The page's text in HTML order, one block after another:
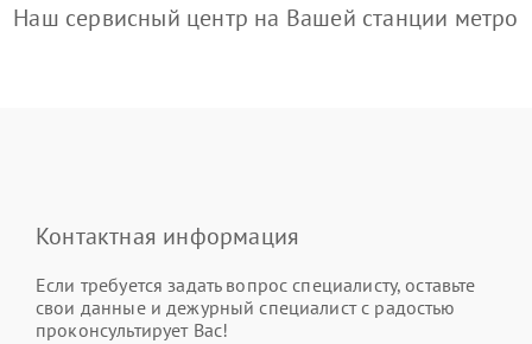
Наш сервисный центр на Вашей станции метро
Контактная информация
Если требуется задать вопрос специалисту, оставьте
свои данные и дежурный специалист с радостью
проконсультирует Вас!